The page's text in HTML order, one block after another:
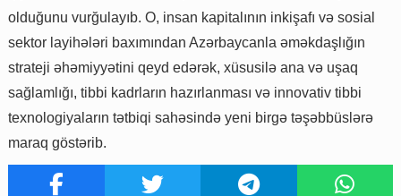
olduğunu vurğulayıb. O, insan kapitalının inkişafı və sosial
sektor layihələri baxımından Azərbaycanla əməkdaşlığın
strateji əhəmiyyətini qeyd edərək, xüsusilə ana və uşaq
sağlamlığı, tibbi kadrların hazırlanması və innovativ tibbi
texnologiyaların tətbiqi sahəsində yeni birgə təşəbbüslərə
maraq göstərib.